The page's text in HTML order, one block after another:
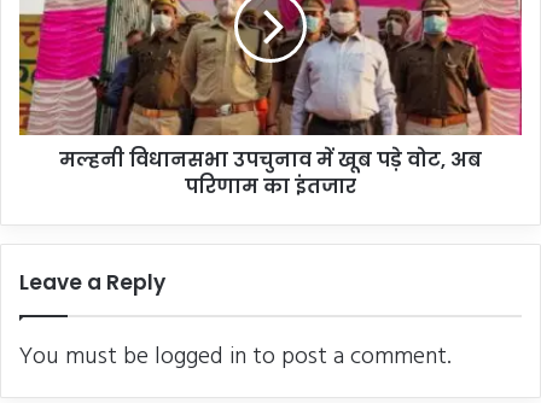
खूब
पड़े
वोट,
अब
परिणाम
मल्हनी विधानसभा उपचुनाव में खूब पड़े वोट, अब
परिणाम का इंतजार
Leave a Reply
You must be logged in to post a comment.